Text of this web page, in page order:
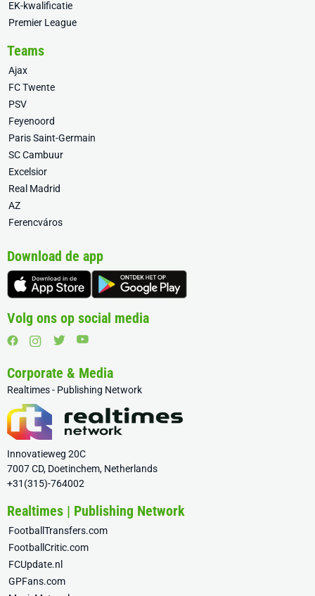
EK-kwalificatie
Premier League
Teams
Ajax
FC Twente
PSV
Feyenoord
Paris Saint-Germain
SC Cambuur
Excelsior
Real Madrid
AZ
Ferencváros
Download de app
Volg ons op social media
Corporate & Media
Realtimes - Publishing Network
Innovatieweg 20C
7007 CD, Doetinchem, Netherlands
+31(315)-764002
Realtimes | Publishing Network
FootballTransfers.com
FootballCritic.com
FCUpdate.nl
GPFans.com